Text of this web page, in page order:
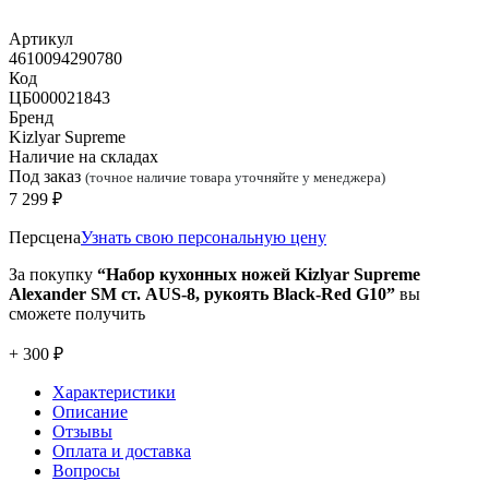
Артикул
4610094290780
Код
ЦБ000021843
Бренд
Kizlyar Supreme
Наличие на складах
Под заказ (точное наличие товара уточняйте у менеджера)
7 299 ₽
ПерсценаУзнать свою персональную цену
За покупку “Набор кухонных ножей Kizlyar Supreme
Alexander SM ст. AUS-8, рукоять Black-Red G10” вы
сможете получить
+ 300 ₽
Характеристики
Описание
Отзывы
Оплата и доставка
Вопросы